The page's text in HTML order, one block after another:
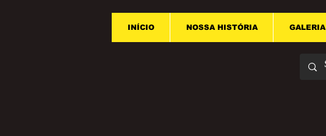
INÍCIO NOSSA HISTÓRIA GALERIA